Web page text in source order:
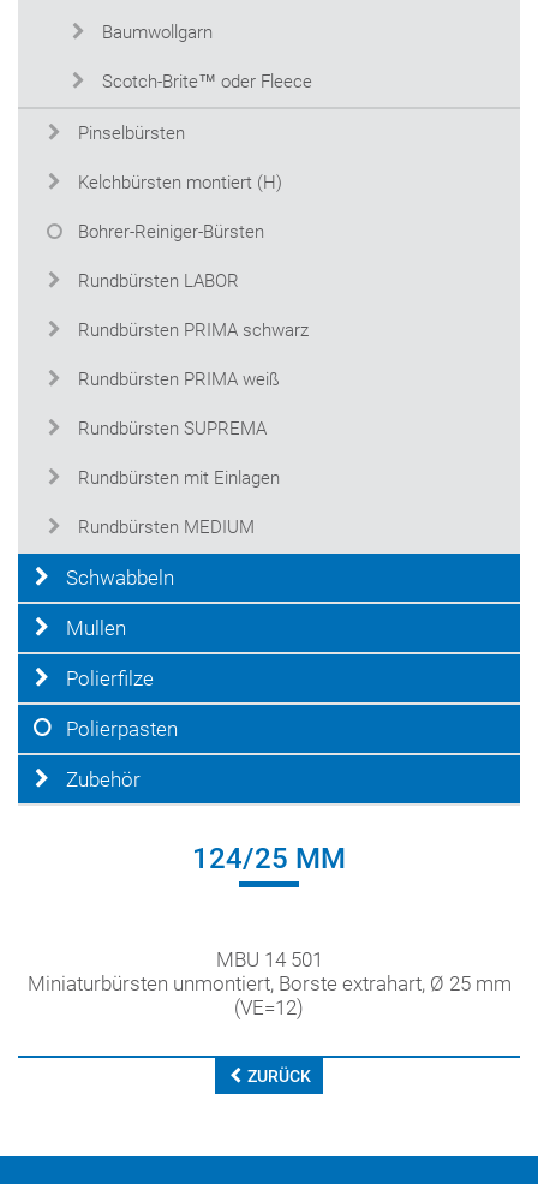
Baumwollgarn
Scotch-Brite™ oder Fleece
Pinselbürsten
Kelchbürsten montiert (H)
Bohrer-Reiniger-Bürsten
Rundbürsten LABOR
Rundbürsten PRIMA schwarz
Rundbürsten PRIMA weiß
Rundbürsten SUPREMA
Rundbürsten mit Einlagen
Rundbürsten MEDIUM
Schwabbeln
Mullen
Polierfilze
Polierpasten
Zubehör
124/25 MM
MBU 14 501
Miniaturbürsten unmontiert, Borste extrahart, Ø 25 mm
(VE=12)
ZURÜCK